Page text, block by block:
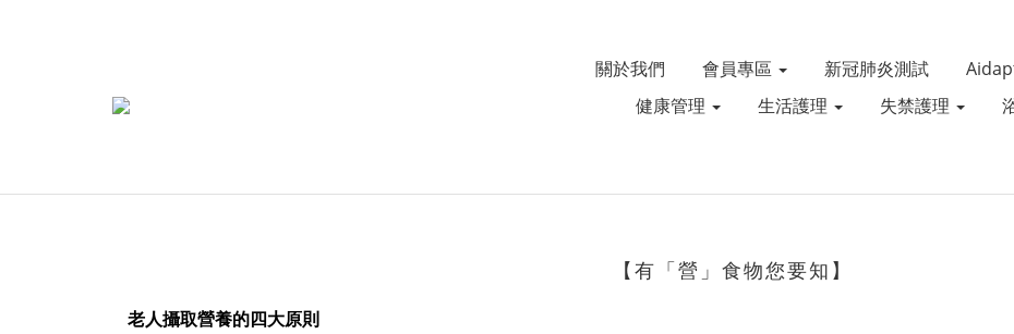
關於我們 會員專區 新冠肺炎測試
健康管理
生活護理 失禁護理
【有「營」食物您要知】
老人攝取營養的四大原則